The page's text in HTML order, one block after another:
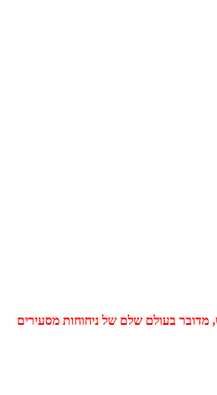
בעולם שלם של ניחוחות מסעירים